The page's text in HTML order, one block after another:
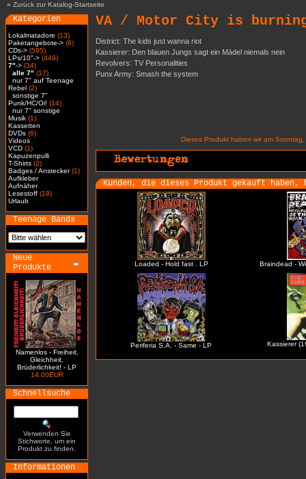
» Zurück zur Katalog-Startseite
Kategorien
Lokalmatadore (13)
Paketangebote-> (6)
CDs-> (595)
LPs/10"-> (449)
7"-> (34)
alle 7" (17)
nur 7" auf Teenage
Rebel (2)
sonstige 7"
Punk/HC/Oi! (14)
nur 7" sonstige
Musik (1)
Kassetten
DVDs (6)
Videos
VCD (1)
Kapuzenpulli
T-Shirts (2)
Badges / Anstecker(1)
Aufkleber
Aufnäher
Lesestoff (19)
Urlaub
Teenage Bands
Neue
Produkte
Namenlos - Freiheit,
Gleichheit,
Brüderlichkeit! - LP
14.00EUR
Schnellsuche
Verwenden Sie
Stichworte, um ein
Produkt zu finden.
Informationen
VA / Motor City is
District: The kids just wanna riot
Kassierer: Den blauen Jungs sagt ein Mädel niemals nein
Revolvers: TV Personalities
Punx Army: Smash the system
Dieses Produkt haben wir am
Kunden, die dieses Produkt gekauft haben,
Loaded - Hold fast . LP Braindead -
Periferia S.A. - Same - LP Kassierer